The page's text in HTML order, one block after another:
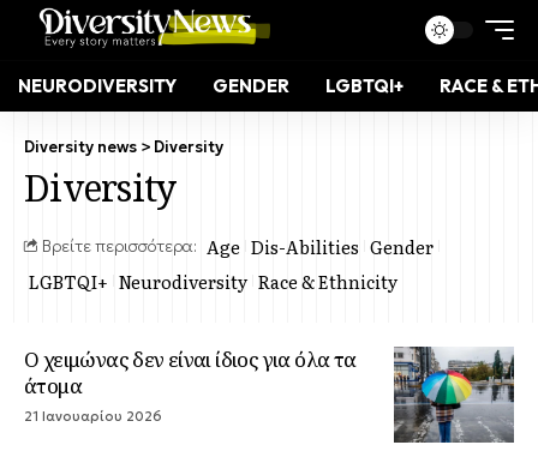
NEURODIVERSITY GENDER LGBTQI+ RACE &
Diversity news > Diversity
Diversity
Βρείτε περισσότερα: Age Dis-Abilities Gender
LGBTQI+ Neurodiversity Race & Ethnicity
Ο χειμώνας δεν είναι ίδιος για όλα τα
άτομα
21 Ιανουαρίου 2026